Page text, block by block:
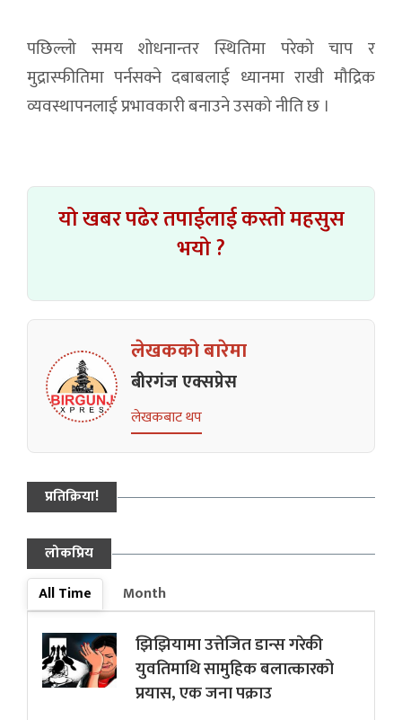
पछिल्लो समय शोधनान्तर स्थितिमा परेको चाप र
मुद्रास्फीतिमा पर्नसक्ने दबाबलाई ध्यानमा राखी मौद्रिक
व्यवस्थापनलाई प्रभावकारी बनाउने उसको नीति छ ।
यो खबर पढेर तपाईलाई कस्तो महसुस
भयो ?
लेखकको बारेमा
बीरगंज एक्सप्रेस
लेखकबाट थप
प्रतिक्रिया!
लोकप्रिय
All Time
Month
झिझियामा उत्तेजित डान्स गरेकी
युवतिमाथि सामुहिक बलात्कारको
प्रयास, एक जना पक्राउ